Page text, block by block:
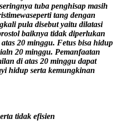
tuba penghisap masih
tang dengan
pula disebut yaitu dilatasi
baiknya tidak diperlukan
20 minggu. Fetus bisa hidup
20 minggu. Pemanfaatan
di atas 20 minggu dapat
hidup serta kemungkinan
tidak efisien